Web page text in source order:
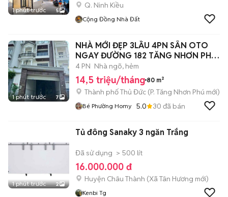
1 phút trước 5
Q. Ninh Kiều
Cộng Đồng Nhà Đất
1 phút trước 7
NHÀ MỚI ĐẸP 3LẦU 4PN SÂN OTO
NGAY ĐƯỜNG 182 TĂNG NHƠN PHÚ
A Q9
4 PN Nhà ngõ, hẻm
14,5 triệu/tháng 80 m²
Thành phố Thủ Đức (P. Tăng Nhơn Phú mới)
Bé Phường Homy 5.0 30 đã bán
1 phút trước 2
Tủ đông Sanaky 3 ngăn Trắng
Đã sử dụng > 500 lít
16.000.000 đ
Huyện Châu Thành (Xã Tân Hương mới)
Kenbi Tg